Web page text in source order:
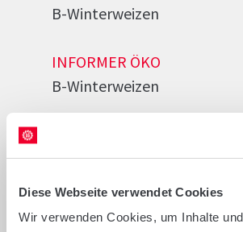
Diese Webseite verwendet Cookies
Wir verwenden Cookies, um Inhalte
B-Winterweizen
INFORMER ÖKO
B-Winterweizen
Sommergerste